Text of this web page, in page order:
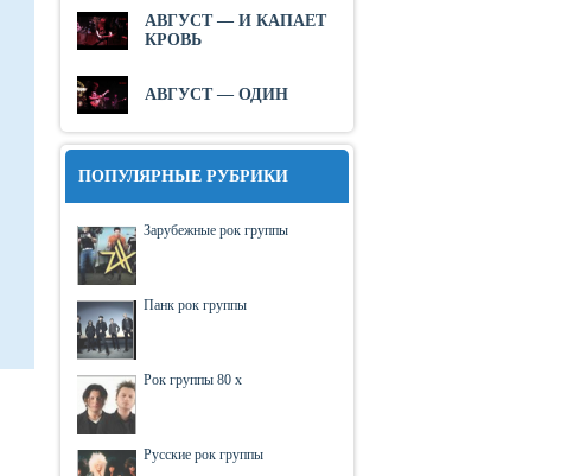
АВГУСТ — И КАПАЕТ
КРОВЬ
АВГУСТ — ОДИН
ПОПУЛЯРНЫЕ РУБРИКИ
Зарубежные рок группы
Панк рок группы
Рок группы 80 х
Русские рок группы